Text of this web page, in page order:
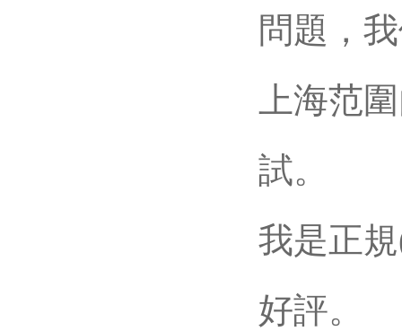
問題
上海范圍
試。
我是正
好評。